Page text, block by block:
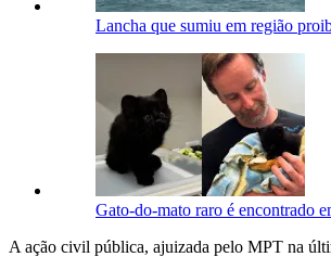
Lancha que sumiu em região
Gato-do-mato raro é encontrado
A ação civil pública, ajuizada pelo MPT na